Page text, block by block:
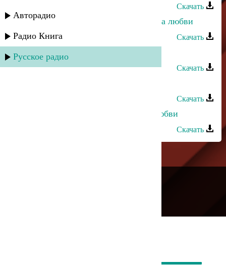
Авторадио
Радио Книга
Русское радио
Скачать
Ульзана Максудова - Разбитая чаша любви
Скачать
Скачать
Скачать
Марианна Курлинская - Стихия любви
Скачать